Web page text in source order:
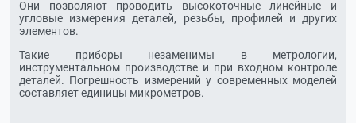
Они позволяют проводить высокоточные линейные и
угловые измерения деталей, резьбы, профилей и других
элементов.
Такие приборы незаменимы в метрологии,
инструментальном производстве и при входном контроле
деталей. Погрешность измерений у современных моделей
составляет единицы микрометров.